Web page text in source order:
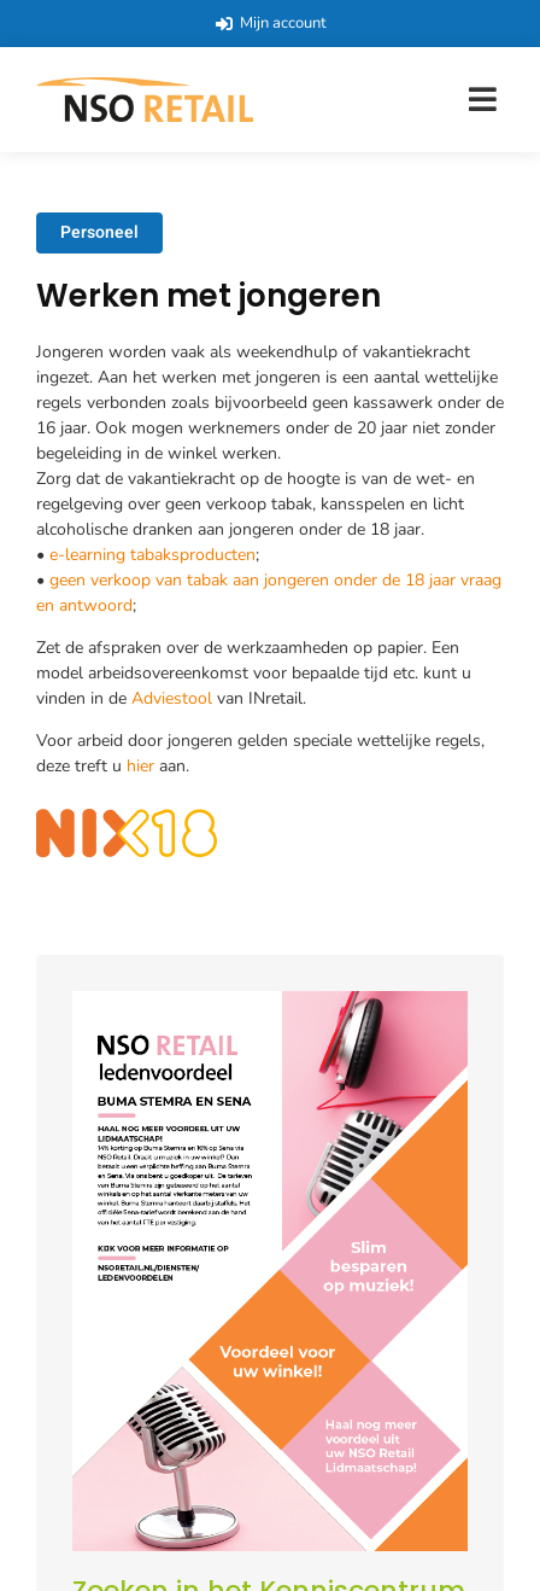
Mijn account
Personeel
Werken met jongeren
Jongeren worden vaak als weekendhulp of vakantiekracht
ingezet. Aan het werken met jongeren is een aantal wettelijke
regels verbonden zoals bijvoorbeeld geen kassawerk onder de
16 jaar. Ook mogen werknemers onder de 20 jaar niet zonder
begeleiding in de winkel werken.
Zorg dat de vakantiekracht op de hoogte is van de wet- en
regelgeving over geen verkoop tabak, kansspelen en licht
alcoholische dranken aan jongeren onder de 18 jaar.
• e-learning tabaksproducten;
• geen verkoop van tabak aan jongeren onder de 18 jaar vraag
en antwoord;
Zet de afspraken over de werkzaamheden op papier. Een
model arbeidsovereenkomst voor bepaalde tijd etc. kunt u
vinden in de Adviestool van INretail.
Voor arbeid door jongeren gelden speciale wettelijke regels,
deze treft u hier aan.